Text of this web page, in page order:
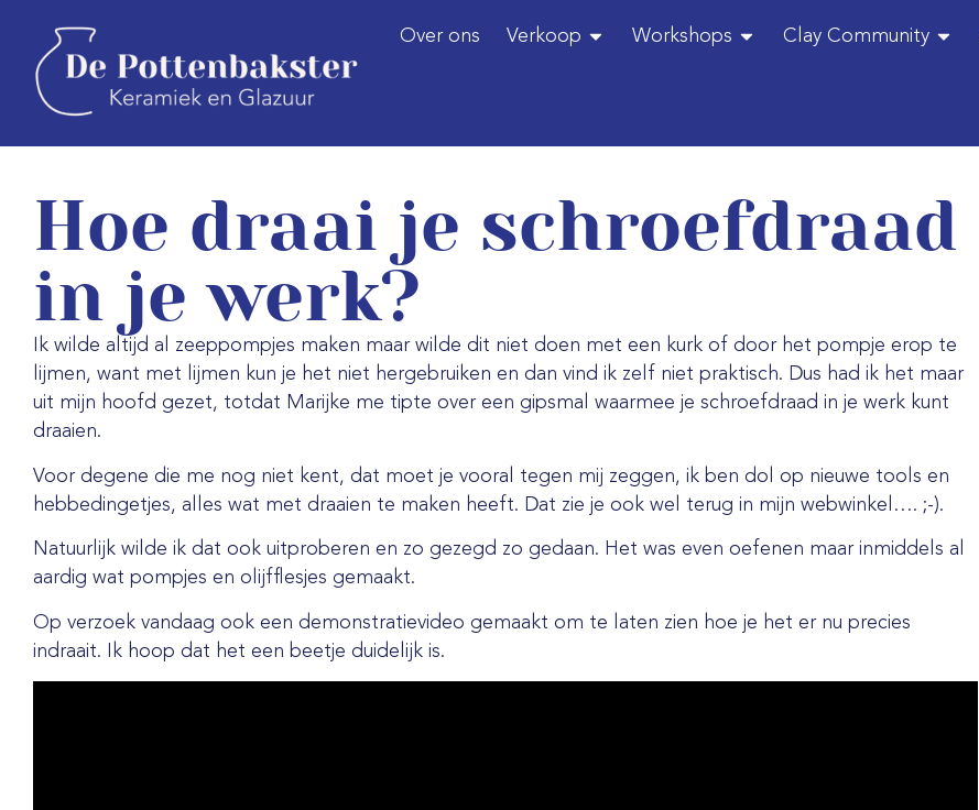
Over ons Verkoop Workshops Clay Community
Hoe draai je schroefdraad
in je werk?
Ik wilde altijd al zeeppompjes maken maar wilde dit niet doen met een kurk of door het pompje erop te
lijmen, want met lijmen kun je het niet hergebruiken en dan vind ik zelf niet praktisch. Dus had ik het maar
uit mijn hoofd gezet, totdat Marijke me tipte over een gipsmal waarmee je schroefdraad in je werk kunt
draaien.
Voor degene die me nog niet kent, dat moet je vooral tegen mij zeggen, ik ben dol op nieuwe tools en
hebbedingetjes, alles wat met draaien te maken heeft. Dat zie je ook wel terug in mijn webwinkel…. ;-).
Natuurlijk wilde ik dat ook uitproberen en zo gezegd zo gedaan. Het was even oefenen maar inmiddels al
aardig wat pompjes en olijfflesjes gemaakt.
Op verzoek vandaag ook een demonstratievideo gemaakt om te laten zien hoe je het er nu precies
indraait. Ik hoop dat het een beetje duidelijk is.